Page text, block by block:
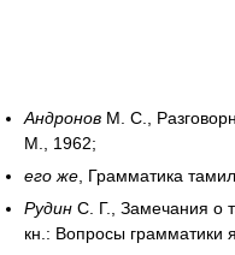
Андронов М. С.,
М., 1962;
его же , Грамматика
Рудин С. Г., Замечания о
кн.: Вопросы грамматики